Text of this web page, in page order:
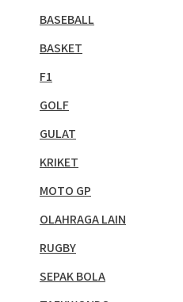
BASEBALL
BASKET
F1
GOLF
GULAT
KRIKET
MOTO GP
OLAHRAGA LAIN
RUGBY
SEPAK BOLA